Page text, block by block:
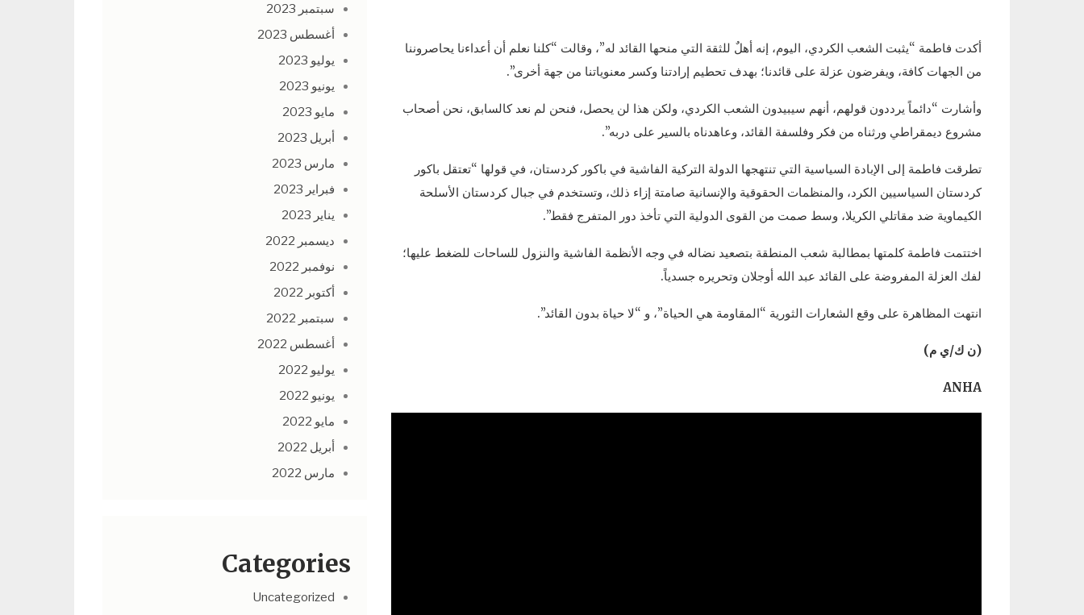
أكدت فاطمة “يثبت الشعب الكردي، اليوم، إنه أهلٌ للثقة التي منحها القائد له”، وقالت “كلنا نعلم أن أعداءنا يحاصروننا
من الجهات كافة، ويفرضون عزلة على قائدنا؛ بهدف تحطيم إرادتنا وكسر معنوياتنا من جهة أخرى”.
وأشارت “دائماً يرددون قولهم، أنهم سيبيدون الشعب الكردي، ولكن هذا لن يحصل، فنحن لم نعد كالسابق، نحن أصحاب
مشروع ديمقراطي ورثناه من فكر وفلسفة القائد، وعاهدناه بالسير على دربه”.
تطرقت فاطمة إلى الإبادة السياسية التي تنتهجها الدولة التركية الفاشية في باكور كردستان، في قولها “تعتقل باكور
كردستان السياسيين الكرد، والمنظمات الحقوقية والإنسانية صامتة إزاء ذلك، وتستخدم في جبال كردستان الأسلحة
الكيماوية ضد مقاتلي الكريلا، وسط صمت من القوى الدولية التي تأخذ دور المتفرج فقط”.
اختتمت فاطمة كلمتها بمطالبة شعب المنطقة بتصعيد نضاله في وجه الأنظمة الفاشية والنزول للساحات للضغط عليها؛
لفك العزلة المفروضة على القائد عبد الله أوجلان وتحريره جسدياً.
انتهت المظاهرة على وقع الشعارات الثورية “المقاومة هي الحياة”، و “لا حياة بدون القائد”.
(ن ك/ي م)
ANHA
سبتمبر 2023
أغسطس 2023
يوليو 2023
يونيو 2023
مايو 2023
أبريل 2023
مارس 2023
فبراير 2023
يناير 2023
ديسمبر 2022
نوفمبر 2022
أكتوبر 2022
سبتمبر 2022
أغسطس 2022
يوليو 2022
يونيو 2022
مايو 2022
أبريل 2022
مارس 2022
Categories
Uncategorized